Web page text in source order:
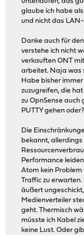
glaube ich habe
und nicht das
Danke auch für
verstehe ich nicht
verkauften ONT
arbeitet. Naja was
Habe bisher
zuzugreifen, die
zu OpnSense auch
PUTTY gehen oder?
Die
bekannt,
Performance
Atom kein Problem
Traffic zu erwarten.
äußert
Medienverteiler
geht. Thermisch
müsste ich Kabel
keine Lust. Oder